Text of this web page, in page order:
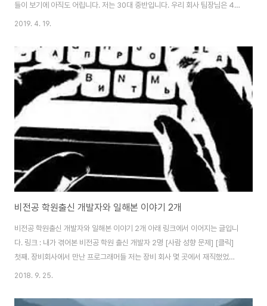
들이 보기에 아직도 어립니다. 저는 30대 중반입니다. 우리 회사 팀장님은 40
대 후반이고, 다른 팀엔 60대 여자 개발자 분도 있습니다. 20대 신입 개발자도
지 않습니다. 중요한 건, 자기계발과 끊임없는 공부입니다. 모든 분야가 그렇지
만 계속 공부하고 경력을 쌓다 보면 나이가 문제 되는 경우는 없습니다. 나이 많
은 만큼 높아진 연봉은 다른 이야기지만요. 늦은 나이에 시작하려는 분들은 "이
나이에 시작해도 비전이 있을까?"라고 고민하시는데, 희망을 가지세요. 인생
비전, 희..
2019. 4. 19.
비전공 학원출신 개발자와 일해본 이야기 2개
비전공 학원출신 개발자와 일해본 이야기 2개 아래 링크에서 이어지는 글입니
다. 링크 : 내가 겪어본 비전공 학원 출신 개발자 2명 [사람 성향 문제] [클릭]
첫째. 장비회사에서 만난 프로그래머들 저는 장비 회사 몇 곳에서 재직했었습
니다. 이곳에서 개발자로 전향한 분들의 이유 몇 가지를 들었습니다. 1. HW 다
어쩔 수 없이 전직. 3. 하도 취직이 안 되어서 국비 지원 학원출신, 학원을 통해
2018. 9. 25.